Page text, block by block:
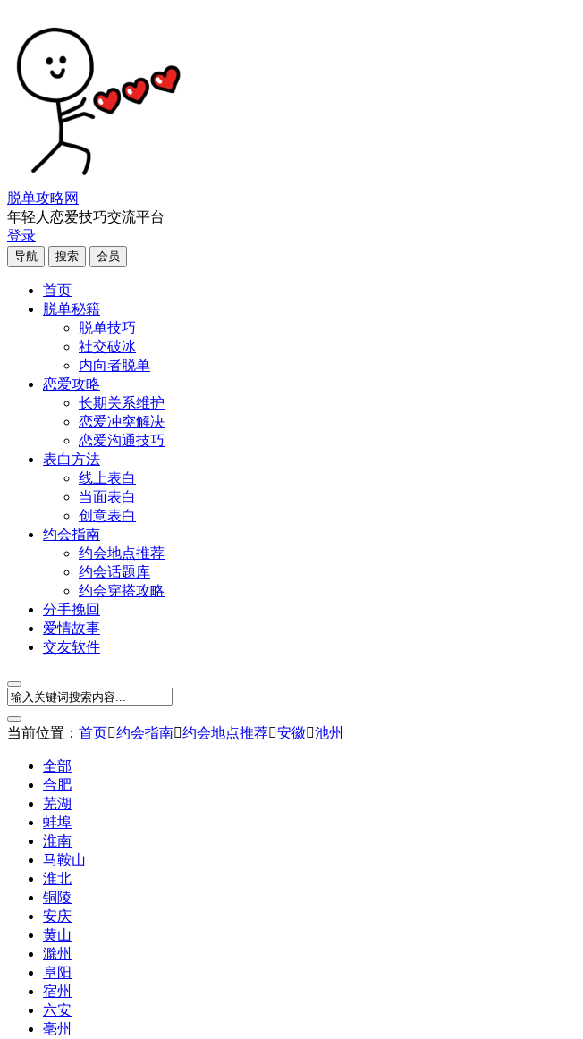
脱单攻略网
年轻人恋爱技巧交流平台
登录
导航 搜索 会员
首页
脱单秘籍
脱单技巧
社交破冰
内向者脱单
恋爱攻略
长期关系维护
恋爱冲突解决
恋爱沟通技巧
表白方法
线上表白
当面表白
创意表白
约会指南
约会地点推荐
约会话题库
约会穿搭攻略
分手挽回
爱情故事
交友软件
当前位置： 首页约会指南约会地点推荐安徽池州
全部
合肥
芜湖
蚌埠
淮南
马鞍山
淮北
铜陵
安庆
黄山
滁州
阜阳
宿州
六安
亳州